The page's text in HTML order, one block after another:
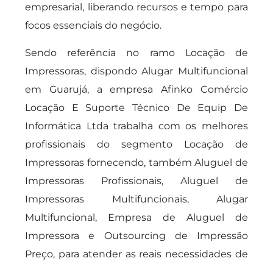
empresarial, liberando recursos e tempo para
focos essenciais do negócio.
Sendo referência no ramo Locação de
Impressoras, dispondo Alugar Multifuncional
em Guarujá, a empresa Afinko Comércio
Locação E Suporte Técnico De Equip De
Informática Ltda trabalha com os melhores
profissionais do segmento Locação de
Impressoras fornecendo, também Aluguel de
Impressoras Profissionais, Aluguel de
Impressoras Multifuncionais, Alugar
Multifuncional, Empresa de Aluguel de
Impressora e Outsourcing de Impressão
Preço, para atender as reais necessidades de